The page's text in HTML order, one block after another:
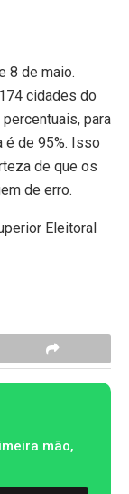
8 de maio.
cidades do
para
é de 95%. Isso
de que os
de erro.
Eleitoral
mão,